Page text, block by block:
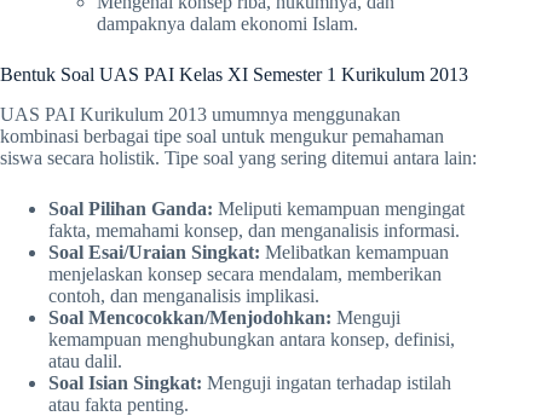
dampaknya dalam ekonomi Islam.
Bentuk Soal UAS PAI Kelas XI Semester 1 Kurikulum 2013
UAS PAI Kurikulum 2013 umumnya menggunakan
kombinasi berbagai tipe soal untuk mengukur pemahaman
siswa secara holistik. Tipe soal yang sering ditemui antara lain:
Soal Pilihan Ganda: Meliputi kemampuan mengingat
fakta, memahami konsep, dan menganalisis informasi.
Soal Esai/Uraian Singkat: Melibatkan kemampuan
menjelaskan konsep secara mendalam, memberikan
contoh, dan menganalisis implikasi.
Soal Mencocokkan/Menjodohkan: Menguji
kemampuan menghubungkan antara konsep, definisi,
atau dalil.
Soal Isian Singkat: Menguji ingatan terhadap istilah
atau fakta penting.